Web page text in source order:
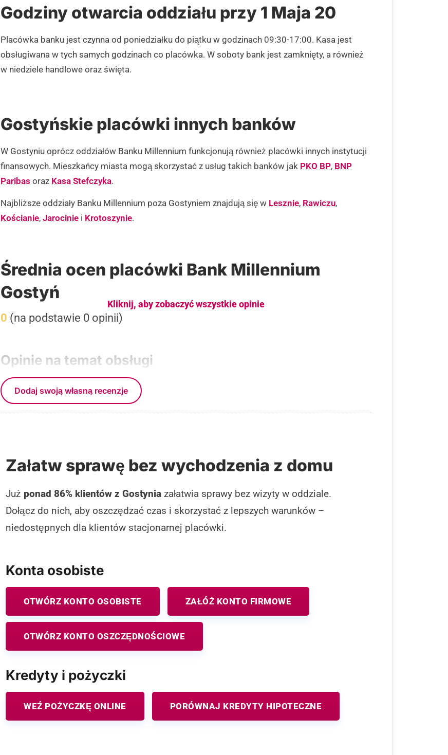
Godziny otwarcia oddziału przy 1 Maja 20
Placówka banku jest czynna od poniedziałku do piątku w godzinach 09:30-17:00. Kasa jest
obsługiwana w tych samych godzinach co placówka. W soboty bank jest zamknięty, a również
w niedziele handlowe oraz święta.
Gostyńskie placówki innych banków
W Gostyniu oprócz oddziałów Banku Millennium funkcjonują również placówki innych instytucji
finansowych. Mieszkańcy miasta mogą skorzystać z usług takich banków jak PKO BP, BNP
Paribas oraz Kasa Stefczyka.
Najbliższe oddziały Banku Millennium poza Gostyniem znajdują się w Lesznie, Rawiczu,
Kościanie, Jarocinie i Krotoszynie.
Średnia ocen placówki Bank Millennium
Gostyń
0 (na podstawie 0 opinii)
Opinie na temat obsługi
Kliknij, aby zobaczyć wszystkie opinie
Dodaj swoją własną recenzje
Załatw sprawę bez wychodzenia z domu
Już ponad 86% klientów z Gostynia załatwia sprawy bez wizyty w oddziale.
Dołącz do nich, aby oszczędzać czas i skorzystać z lepszych warunków –
niedostępnych dla klientów stacjonarnej placówki.
Konta osobiste
OTWÓRZ KONTO OSOBISTE ZAŁÓŻ KONTO FIRMOWE
OTWÓRZ KONTO OSZCZĘDNOŚCIOWE
Kredyty i pożyczki
WEŹ POŻYCZKĘ ONLINE PORÓWNAJ KREDYTY HIPOTECZNE